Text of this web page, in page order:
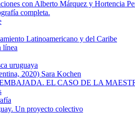
con Alberto Márquez y Hortencia
completa.
Latinoamericano y del Caribe
línea
uruguaya
2020) Sara Kochen
EL CASO DE LA
Un proyecto colectivo